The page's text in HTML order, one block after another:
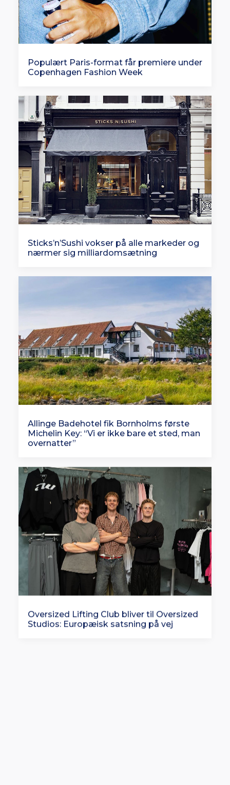
Populært Paris-format får premiere under
Copenhagen Fashion Week
Sticks’n’Sushi vokser på alle markeder og
nærmer sig milliardomsætning
Allinge Badehotel fik Bornholms første
Michelin Key: “Vi er ikke bare et sted, man
overnatter”
Oversized Lifting Club bliver til Oversized
Studios: Europæisk satsning på vej